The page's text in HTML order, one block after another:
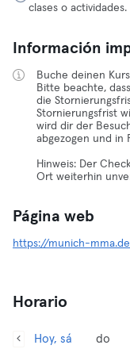
clases o actividades.
Información
Buche deinen
Bitte beachte,
die
Stornierungsfrist
wird dir der
abgezogen und in
Hinweis: Der
Ort weiterhin
Página web
https://munich-
Horario
Hoy, sá
do